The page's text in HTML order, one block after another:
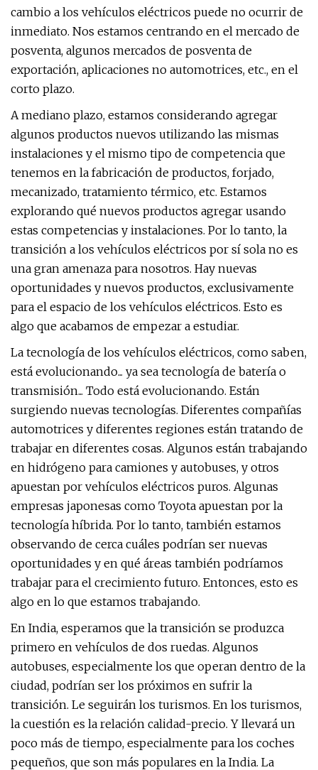
cambio a los vehículos eléctricos puede no ocurrir de
inmediato. Nos estamos centrando en el mercado de
posventa, algunos mercados de posventa de
exportación, aplicaciones no automotrices, etc., en el
corto plazo.
A mediano plazo, estamos considerando agregar
algunos productos nuevos utilizando las mismas
instalaciones y el mismo tipo de competencia que
tenemos en la fabricación de productos, forjado,
mecanizado, tratamiento térmico, etc. Estamos
explorando qué nuevos productos agregar usando
estas competencias y instalaciones. Por lo tanto, la
transición a los vehículos eléctricos por sí sola no es
una gran amenaza para nosotros. Hay nuevas
oportunidades y nuevos productos, exclusivamente
para el espacio de los vehículos eléctricos. Esto es
algo que acabamos de empezar a estudiar.
La tecnología de los vehículos eléctricos, como saben,
está evolucionando... ya sea tecnología de batería o
transmisión... Todo está evolucionando. Están
surgiendo nuevas tecnologías. Diferentes compañías
automotrices y diferentes regiones están tratando de
trabajar en diferentes cosas. Algunos están trabajando
en hidrógeno para camiones y autobuses, y otros
apuestan por vehículos eléctricos puros. Algunas
empresas japonesas como Toyota apuestan por la
tecnología híbrida. Por lo tanto, también estamos
observando de cerca cuáles podrían ser nuevas
oportunidades y en qué áreas también podríamos
trabajar para el crecimiento futuro. Entonces, esto es
algo en lo que estamos trabajando.
En India, esperamos que la transición se produzca
primero en vehículos de dos ruedas. Algunos
autobuses, especialmente los que operan dentro de la
ciudad, podrían ser los próximos en sufrir la
transición. Le seguirán los turismos. En los turismos,
la cuestión es la relación calidad-precio. Y llevará un
poco más de tiempo, especialmente para los coches
pequeños, que son más populares en la India. La